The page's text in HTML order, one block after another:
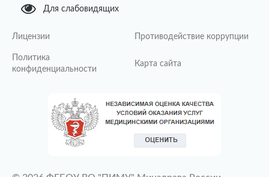
Для слабовидящих
Лицензии Противодействие коррупции
Политика
конфиденциальности
Карта сайта